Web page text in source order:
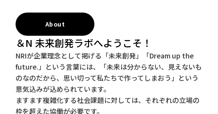
About
＆N 未来創発ラボへようこそ！
NRIが企業理念として掲げる「未来創発」「Dream up the
future.」という言葉には、「未来は分からない、見えないも
のなのだから、思い切って私たちで作ってしまおう」という
意気込みが込められています。
ますます複雑化する社会課題に対しては、それぞれの立場の
枠を超えた協働が必要です。